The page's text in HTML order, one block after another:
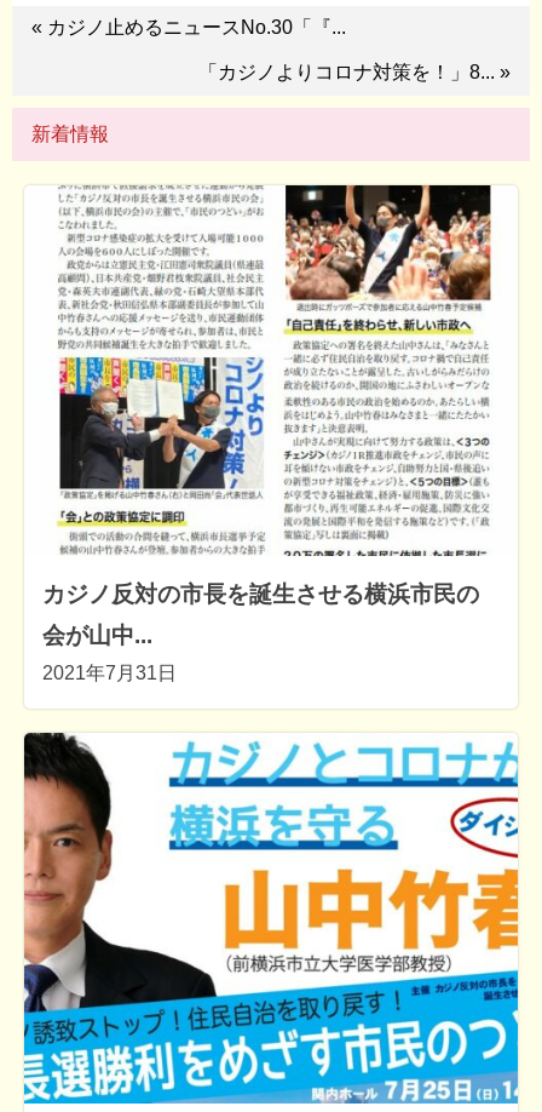
« カジノ止めるニュースNo.30「『...
「カジノよりコロナ対策を！」8... »
新着情報
カジノ反対の市長を誕生させる横浜市民の
会が山中...
2021年7月31日